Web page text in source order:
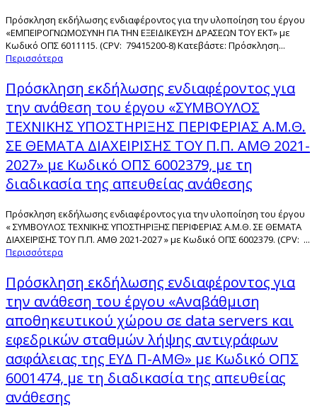
Πρόσκληση εκδήλωσης ενδιαφέροντος για την υλοποίηση του έργου
«ΕΜΠΕΙΡΟΓΝΩΜΟΣΥΝΗ ΓΙΑ ΤΗΝ ΕΞΕΙΔΙΚΕΥΣΗ ΔΡΑΣΕΩΝ ΤΟΥ ΕΚΤ» με
Κωδικό ΟΠΣ 6011115. (CPV: 79415200-8) Κατεβάστε: Πρόσκληση...
Περισσότερα
Πρόσκληση εκδήλωσης ενδιαφέροντος για
την ανάθεση του έργου «ΣΥΜΒΟΥΛΟΣ
ΤΕΧΝΙΚΗΣ ΥΠΟΣΤΗΡΙΞΗΣ ΠΕΡΙΦΕΡΙΑΣ Α.Μ.Θ.
ΣΕ ΘΕΜΑΤΑ ΔΙΑΧΕΙΡΙΣΗΣ ΤΟΥ Π.Π. ΑΜΘ 2021-
2027» με Κωδικό ΟΠΣ 6002379, με τη
διαδικασία της απευθείας ανάθεσης
Πρόσκληση εκδήλωσης ενδιαφέροντος για την υλοποίηση του έργου
« ΣΥΜΒΟΥΛΟΣ ΤΕΧΝΙΚΗΣ ΥΠΟΣΤΗΡΙΞΗΣ ΠΕΡΙΦΕΡΙΑΣ Α.Μ.Θ. ΣΕ ΘΕΜΑΤΑ
ΔΙΑΧΕΙΡΙΣΗΣ ΤΟΥ Π.Π. ΑΜΘ 2021-2027 » με Κωδικό ΟΠΣ 6002379. (CPV: ...
Περισσότερα
Πρόσκληση εκδήλωσης ενδιαφέροντος για
την ανάθεση του έργου «Αναβάθμιση
αποθηκευτικού χώρου σε data servers και
εφεδρικών σταθμών λήψης αντιγράφων
ασφάλειας της ΕΥΔ Π-ΑΜΘ» με Κωδικό ΟΠΣ
6001474, με τη διαδικασία της απευθείας
ανάθεσης